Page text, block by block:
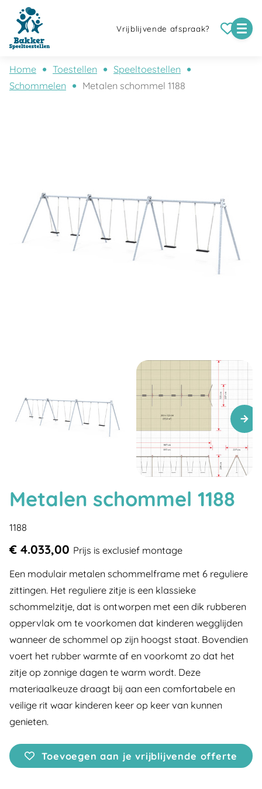
Vrijblijvende afspraak?
Home Toestellen
Speeltoestellen
Schommelen
Metalen schommel 1188
Metalen schommel 1188
1188
€ 4.033,00 Prijs is exclusief montage
Een modulair metalen schommelframe met 6 reguliere
zittingen. Het reguliere zitje is een klassieke
schommelzitje, dat is ontworpen met een dik rubberen
oppervlak om te voorkomen dat kinderen wegglijden
wanneer de schommel op zijn hoogst staat. Bovendien
voert het rubber warmte af en voorkomt zo dat het
zitje op zonnige dagen te warm wordt. Deze
materiaalkeuze draagt bij aan een comfortabele en
veilige rit waar kinderen keer op keer van kunnen
genieten.
Toevoegen aan je vrijblijvende offerte